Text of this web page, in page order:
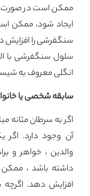
ممکن است در صورت
ایجاد شود، ممکن
سنگفرشی را افزایش
سلول سنگفرشی با
انگلی معروف به
سابقه شخصی یا
اگر به سرطان مثانه
آن وجود دارد. اگر
والدین ، ​​خواهر و
داشته باشد ، ممکن
افزایش دهد.